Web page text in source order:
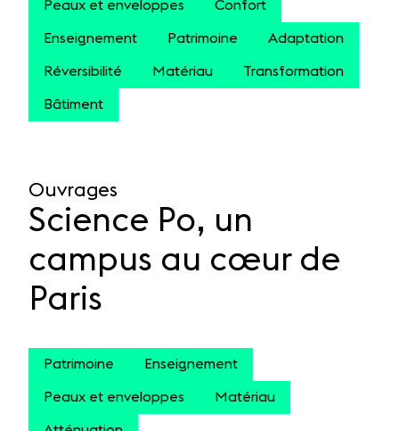
Peaux et enveloppes Confort
Enseignement Patrimoine Adaptation
Réversibilité Matériau Transformation
Bâtiment
Ouvrages
Science Po, un
campus au cœur de
Paris
Patrimoine Enseignement
Peaux et enveloppes Matériau